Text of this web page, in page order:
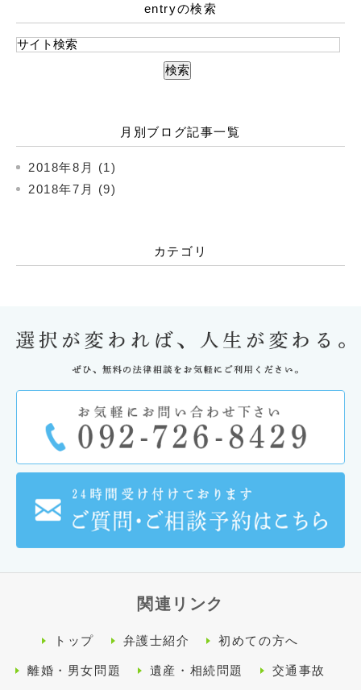
entryの検索
月別ブログ記事一覧
2018年8月 (1)
2018年7月 (9)
カテゴリ
関連リンク
トップ 弁護士紹介 初めての方へ
離婚・男女問題 遺産・相続問題 交通事故